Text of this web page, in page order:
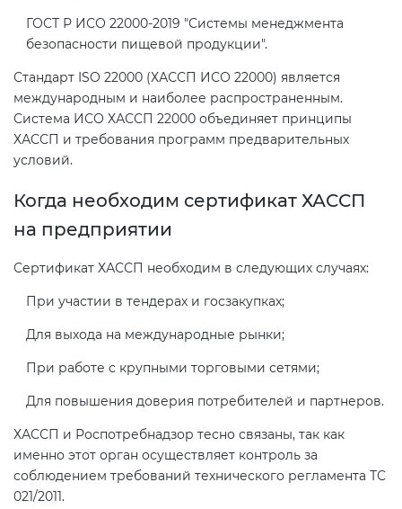
ГОСТ Р ИСО 22000-2019 "Системы менеджмента
безопасности пищевой продукции".
Стандарт ISO 22000 (ХАССП ИСО 22000) является
международным и наиболее распространенным.
Система ИСО ХАССП 22000 объединяет принципы
ХАССП и требования программ предварительных
условий.
Когда необходим сертификат ХАССП
на предприятии
Сертификат ХАССП необходим в следующих случаях:
При участии в тендерах и госзакупках;
Для выхода на международные рынки;
При работе с крупными торговыми сетями;
Для повышения доверия потребителей и партнеров.
ХАССП и Роспотребнадзор тесно связаны, так как
именно этот орган осуществляет контроль за
соблюдением требований технического регламента ТС
021/2011.